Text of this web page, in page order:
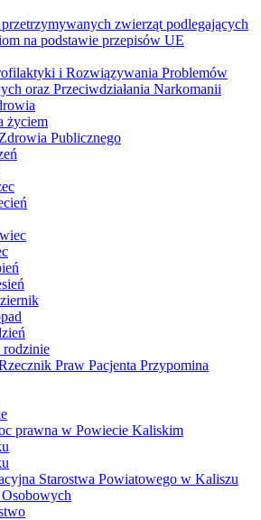
przetrzymywanych zwierząt podlegających
na podstawie przepisów UE
i Rozwiązywania Problemów
oraz Przeciwdziałania Narkomanii
życiem
Publicznego
rodzinie
Praw Pacjenta Przypomina
prawna w Powiecie Kaliskim
Starostwa Powiatowego w Kaliszu